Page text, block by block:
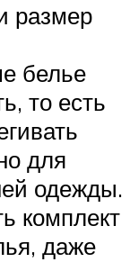
размер
белье
то есть
для
одежды.
комплект
даже